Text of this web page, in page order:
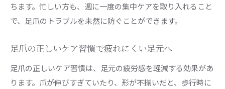
ちます。忙しい方も、週に一度の集中ケアを取り入れること
で、足爪のトラブルを未然に防ぐことができます。
足爪の正しいケア習慣で疲れにくい足元へ
足爪の正しいケア習慣は、足元の疲労感を軽減する効果があ
ります。爪が伸びすぎていたり、形が不揃いだと、歩行時に